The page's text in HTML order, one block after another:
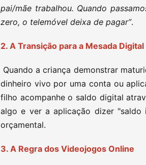
pai/mãe trabalhou. Quando
zero, o telemóvel deixa de pagar”.
2. A Transição para a Mesada Digital
Quando a criança demonstrar
dinheiro vivo por uma conta ou
filho acompanhe o saldo digital
algo e ver a aplicação dizer "saldo
orçamental.
3. A Regra dos Videojogos Online